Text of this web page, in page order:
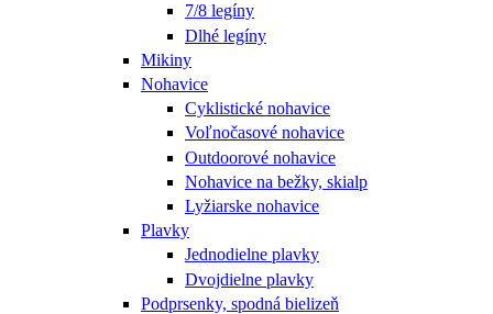
7/8 legíny
Dlhé legíny
Mikiny
Nohavice
Cyklistické nohavice
Voľnočasové nohavice
Outdoorové nohavice
Nohavice na bežky, skialp
Lyžiarske nohavice
Plavky
Jednodielne plavky
Dvojdielne plavky
Podprsenky, spodná bielizeň